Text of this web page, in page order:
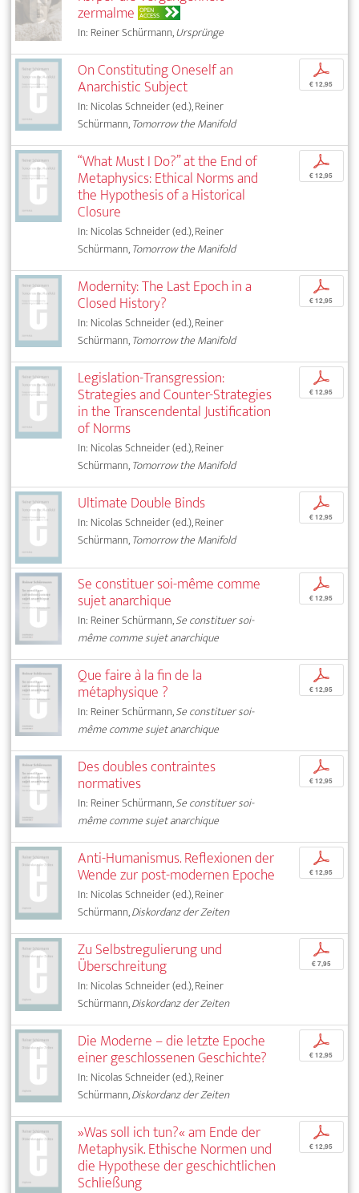
zermalme OPEN
ACCESS
In: Reiner Schürmann,Ursprünge
On Constituting Oneself an
Anarchistic Subject
In: Nicolas Schneider (ed.), Reiner
Schürmann,Tomorrow the Manifold
p
€ 12,95
“What Must I Do?” at the End of
Metaphysics: Ethical Norms and
the Hypothesis of a Historical
Closure
In: Nicolas Schneider (ed.), Reiner
Schürmann,Tomorrow the Manifold
p
€ 12,95
Modernity: The Last Epoch in a
Closed History?
In: Nicolas Schneider (ed.), Reiner
Schürmann,Tomorrow the Manifold
p
€ 12,95
Legislation-Transgression:
Strategies and Counter-Strategies
in the Transcendental Justification
of Norms
In: Nicolas Schneider (ed.), Reiner
Schürmann,Tomorrow the Manifold
p
€ 12,95
Ultimate Double Binds
In: Nicolas Schneider (ed.), Reiner
Schürmann,Tomorrow the Manifold
p
€ 12,95
Se constituer soi-même comme
sujet anarchique
In: Reiner Schürmann,Se constituer soi-
même comme sujet anarchique
p
€ 12,95
Que faire à la fin de la
métaphysique ?
In: Reiner Schürmann,Se constituer soi-
même comme sujet anarchique
p
€ 12,95
Des doubles contraintes
normatives
In: Reiner Schürmann,Se constituer soi-
même comme sujet anarchique
p
€ 12,95
Anti-Humanismus. Reflexionen der
Wende zur post-modernen Epoche
In: Nicolas Schneider (ed.), Reiner
Schürmann,Diskordanz der Zeiten
p
€ 12,95
Zu Selbstregulierung und
Überschreitung
In: Nicolas Schneider (ed.), Reiner
Schürmann,Diskordanz der Zeiten
p
€ 7,95
Die Moderne – die letzte Epoche
einer geschlossenen Geschichte?
In: Nicolas Schneider (ed.), Reiner
Schürmann,Diskordanz der Zeiten
p
€ 12,95
»Was soll ich tun?« am Ende der
Metaphysik. Ethische Normen und
die Hypothese der geschichtlichen
Schließung
p
€ 12,95